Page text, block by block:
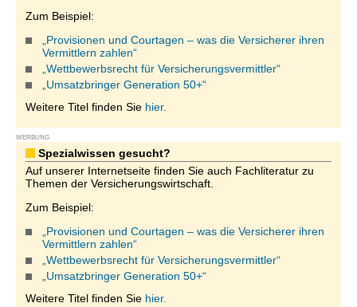
Zum Beispiel:
„Provisionen und Courtagen – was die Versicherer ihren
Vermittlern zahlen“
„Wettbewerbsrecht für Versicherungsvermittler“
„Umsatzbringer Generation 50+“
Weitere Titel finden Sie hier.
WERBUNG
Spezialwissen gesucht?
Auf unserer Internetseite finden Sie auch Fachliteratur zu
Themen der Versicherungswirtschaft.
Zum Beispiel:
„Provisionen und Courtagen – was die Versicherer ihren
Vermittlern zahlen“
„Wettbewerbsrecht für Versicherungsvermittler“
„Umsatzbringer Generation 50+“
Weitere Titel finden Sie hier.